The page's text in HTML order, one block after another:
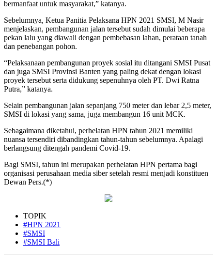
bermanfaat untuk masyarakat,” katanya.
Sebelumnya, Ketua Panitia Pelaksana HPN 2021 SMSI, M Nasir
menjelaskan, pembangunan jalan tersebut sudah dimulai beberapa
pekan lalu yang diawali dengan pembebasan lahan, perataan tanah
dan penebangan pohon.
“Pelaksanaan pembangunan proyek sosial itu ditangani SMSI Pusat
dan juga SMSI Provinsi Banten yang paling dekat dengan lokasi
proyek tersebut serta didukung sepenuhnya oleh PT. Dwi Ratna
Putra,” katanya.
Selain pembangunan jalan sepanjang 750 meter dan lebar 2,5 meter,
SMSI di lokasi yang sama, juga membangun 16 unit MCK.
Sebagaimana diketahui, perhelatan HPN tahun 2021 memiliki
nuansa tersendiri dibandingkan tahun-tahun sebelumnya. Apalagi
berlangsung ditengah pandemi Covid-19.
Bagi SMSI, tahun ini merupakan perhelatan HPN pertama bagi
organisasi perusahaan media siber setelah resmi menjadi konstituen
Dewan Pers.(*)
TOPIK
#HPN 2021
#SMSI
#SMSI Bali